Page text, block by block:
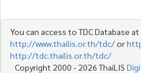
You can access to TDC Database at
http://www.thailis.or.th/tdc/or
http://tdc.thailis.or.th/tdc/
Copyright 2000 - 2026 ThaiLIS